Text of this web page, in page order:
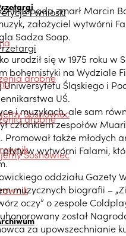
drobne
Sosnowiec
i wnioski
drobne
Sosnowiec
listopada zmarł Marcin
założyciel wytwórni
Sadza Soap.
urodził się w 1975 roku w
bohemistyki na Wydziale
Uniwersytetu Śląskiego i
UŚ.
i muzykach, ale sam
członkiem zespołów
Promował także młodych
w wytwórni Falami,
oddziału Gazety
muzycznych biografii –
oczy” o zespole
uhonorowany został
za upowszechnianie